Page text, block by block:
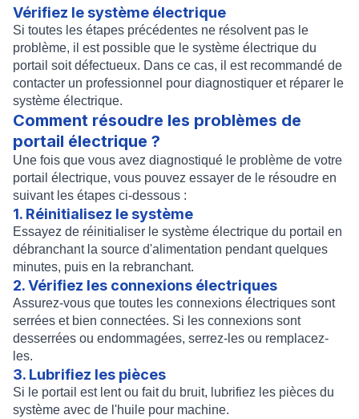
Vérifiez le système électrique
Si toutes les étapes précédentes ne résolvent pas le
problème, il est possible que le système électrique du
portail soit défectueux. Dans ce cas, il est recommandé de
contacter un professionnel pour diagnostiquer et réparer le
système électrique.
Comment résoudre les problèmes de
portail électrique ?
Une fois que vous avez diagnostiqué le problème de votre
portail électrique, vous pouvez essayer de le résoudre en
suivant les étapes ci-dessous :
1. Réinitialisez le système
Essayez de réinitialiser le système électrique du portail en
débranchant la source d'alimentation pendant quelques
minutes, puis en la rebranchant.
2. Vérifiez les connexions électriques
Assurez-vous que toutes les connexions électriques sont
serrées et bien connectées. Si les connexions sont
desserrées ou endommagées, serrez-les ou remplacez-
les.
3. Lubrifiez les pièces
Si le portail est lent ou fait du bruit, lubrifiez les pièces du
système avec de l'huile pour machine.